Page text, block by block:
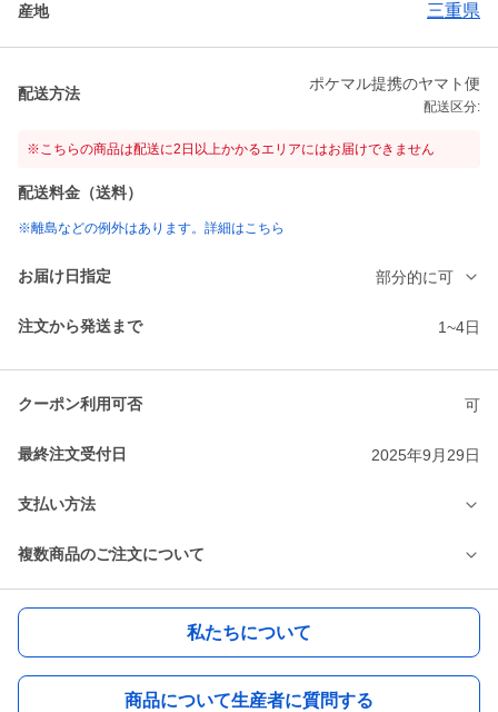
産地 三重県
配送方法
ポケマル提携のヤマト便
配送区分:
※こちらの商品は配送に2日以上かかるエリアにはお届けできません
配送料金（送料）
※離島などの例外はあります。詳細はこちら
お届け日指定 部分的に可
注文から発送まで 1~4日
クーポン利用可否 可
最終注文受付日 2025年9月29日
支払い方法
複数商品のご注文について
私たちについて
商品について生産者に質問する